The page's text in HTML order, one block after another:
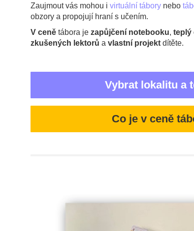
Zaujmout vás mohou i virtuální tábory nebo
obzory a propojují hraní s učením.
V ceně tábora je zapůjčení notebooku, teplý
zkušených lektorů a vlastní projekt dítěte.
Vybrat lokalitu a
Co je v ceně